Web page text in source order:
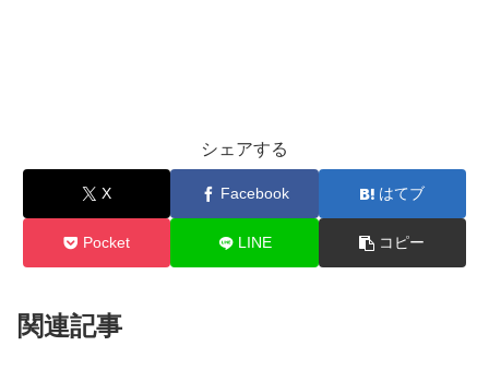
シェアする
X Facebook はてブ
Pocket LINE コピー
関連記事